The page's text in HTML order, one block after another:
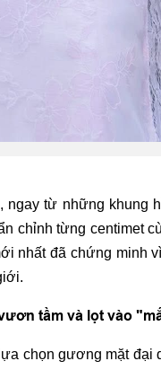
ngay từ những khung
chỉnh từng centimet
nhất đã chứng minh
tầm và lọt vào
chọn gương mặt đại